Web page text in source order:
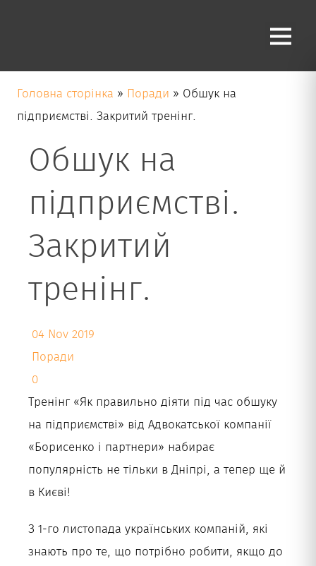
Укр
Головна сторінка » Поради » Обшук на
підприємстві. Закритий тренінг.
Обшук на
підприємстві.
Закритий
тренінг.
04 Nov 2019
Поради
0
Тренінг «Як правильно діяти під час обшуку
на підприємстві» від Адвокатської компанії
«Борисенко і партнери» набирає
популярність не тільки в Дніпрі, а тепер ще й
в Києві!
З 1-го листопада українських компаній, які
знають про те, що потрібно робити, якщо до